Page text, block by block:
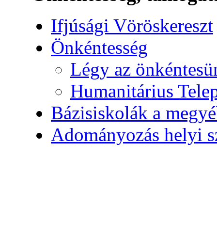
Ifjúsági Vöröskereszt
Önkéntesség
Légy az
Humanitárius
Bázisiskolák a
Adományozás helyi